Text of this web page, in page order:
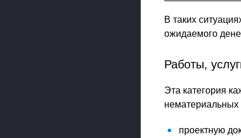
В таких
ожидаемого
Работы,
Эта категория
нематериальных
проектную